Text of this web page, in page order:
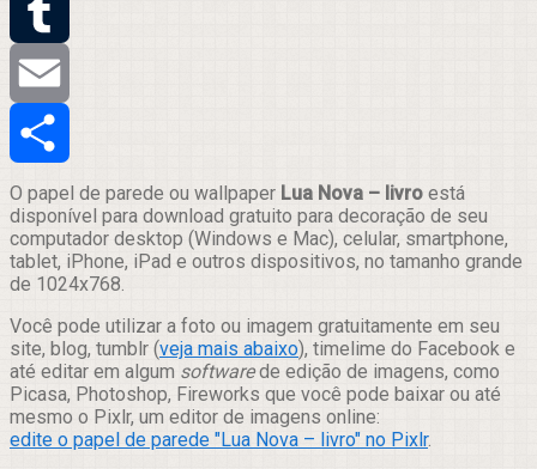
Twitter
Tumblr
Email
Compartilhar
O papel de parede ou wallpaper Lua Nova – livro está
disponível para download gratuito para decoração de seu
computador desktop (Windows e Mac), celular, smartphone,
tablet, iPhone, iPad e outros dispositivos, no tamanho grande
de 1024x768.
Você pode utilizar a foto ou imagem gratuitamente em seu
site, blog, tumblr (veja mais abaixo), timelime do Facebook e
até editar em algum softwarede edição de imagens, como
Picasa, Photoshop, Fireworks que você pode baixar ou até
mesmo o Pixlr, um editor de imagens online:
edite o papel de parede "Lua Nova – livro" no Pixlr.